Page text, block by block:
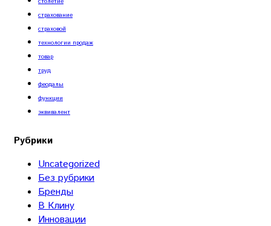
страхование
страховой
технологии продаж
товар
труд
феодалы
функции
эквивалент
Рубрики
Uncategorized
Без рубрики
Бренды
В Клину
Инновации